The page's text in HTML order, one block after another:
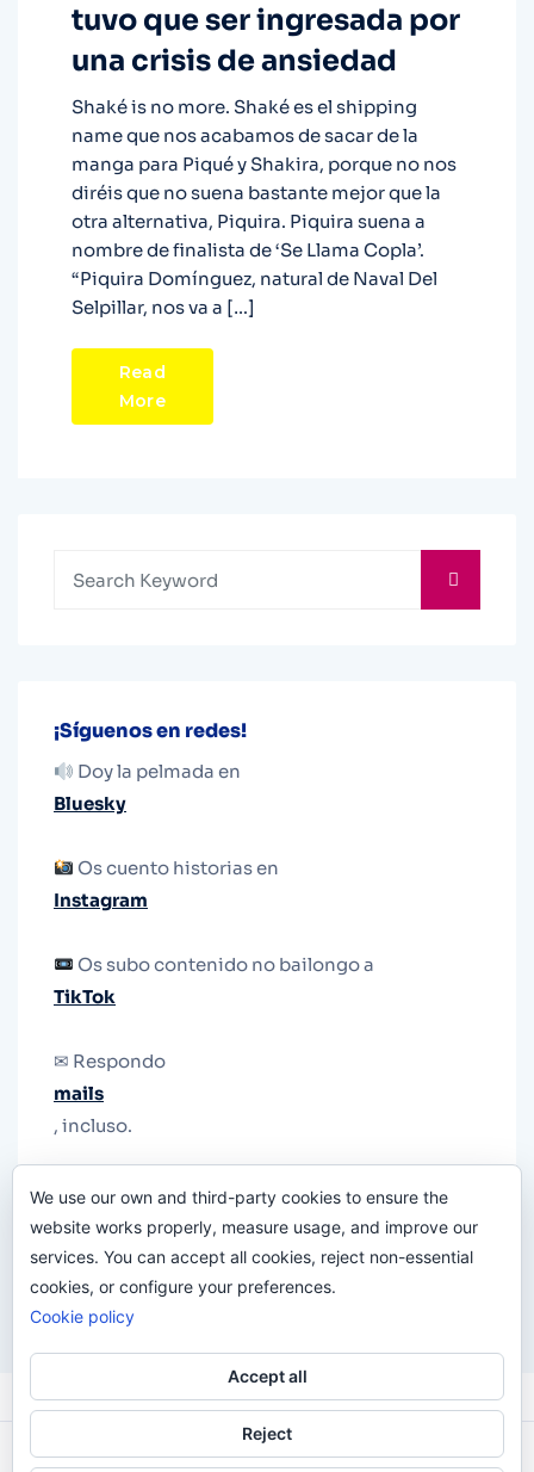
tuvo que ser ingresada por
una crisis de ansiedad
Shaké is no more. Shaké es el shipping
name que nos acabamos de sacar de la
manga para Piqué y Shakira, porque no nos
diréis que no suena bastante mejor que la
otra alternativa, Piquira. Piquira suena a
nombre de finalista de ‘Se Llama Copla’.
“Piquira Domínguez, natural de Naval Del
Selpillar, nos va a […]
Read
More
¡Síguenos en redes!
Doy la pelmada en
Bluesky
Os cuento historias en
Instagram
Os subo contenido no bailongo a
TikTok
✉ Respondo
mails
, incluso.
le quiten el teléfono.
Odi O'Malley © 2016-2025. Todos Los Derechos
We use our own and third-party cookies to ensure the
website works properly, measure usage, and improve our
services. You can accept all cookies, reject non-essential
cookies, or configure your preferences.
Cookie policy
Accept all
Reject